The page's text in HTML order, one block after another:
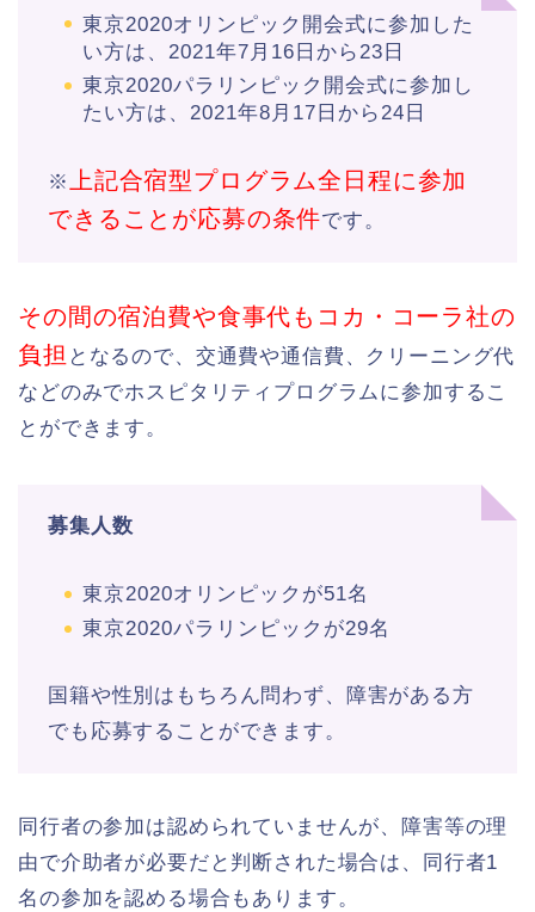
東京2020オリンピック開会式に参加した
い方は、2021年7月16日から23日
東京2020パラリンピック開会式に参加し
たい方は、2021年8月17日から24日
※上記合宿型プログラム全日程に参加
できることが応募の条件です。
その間の宿泊費や食事代もコカ・コーラ社の
負担 となるので、交通費や通信費、クリーニング代
などのみでホスピタリティプログラムに参加するこ
とができます。
募集人数
東京2020オリンピックが51名
東京2020パラリンピックが29名
国籍や性別はもちろん問わず、障害がある方
でも応募することができます。
同行者の参加は認められていませんが、障害等の理
由で介助者が必要だと判断された場合は、同行者1
名の参加を認める場合もあります。